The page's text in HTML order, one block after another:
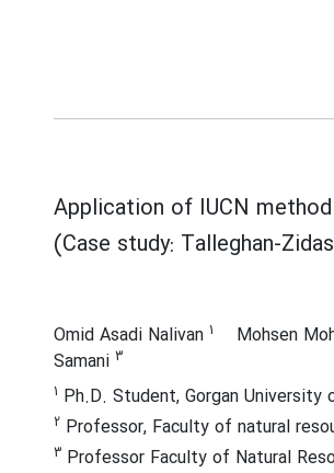
Application of IUCN
(Case study: Talleghan-
Omid Asadi Nalivan 1 Mohsen
Samani 3
1 Ph.D. Student, Gorgan University
2 Professor, Faculty of natural
3 Professor Faculty of Natural